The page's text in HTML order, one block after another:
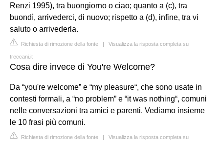
Renzi 1995), tra buongiorno o ciao; quanto a (c), tra
buondì, arrivederci, di nuovo; rispetto a (d), infine, tra vi
saluto o arrivederla.
Richiesta di rimozione della fonte | Visualizza la risposta completa su
treccani.it
Cosa dire invece di You're Welcome?
Da “you're welcome” e “my pleasure“, che sono usate in
contesti formali, a “no problem” e “it was nothing“, comuni
nelle conversazioni tra amici e parenti. Vediamo insieme
le 10 frasi più comuni.
Richiesta di rimozione della fonte | Visualizza la risposta completa su